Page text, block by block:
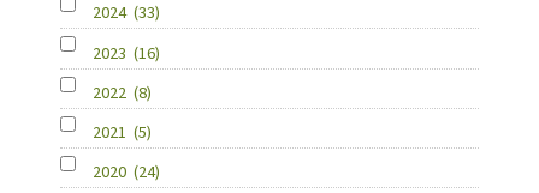
2024 (33)
2023 (16)
2022 (8)
2021 (5)
2020 (24)